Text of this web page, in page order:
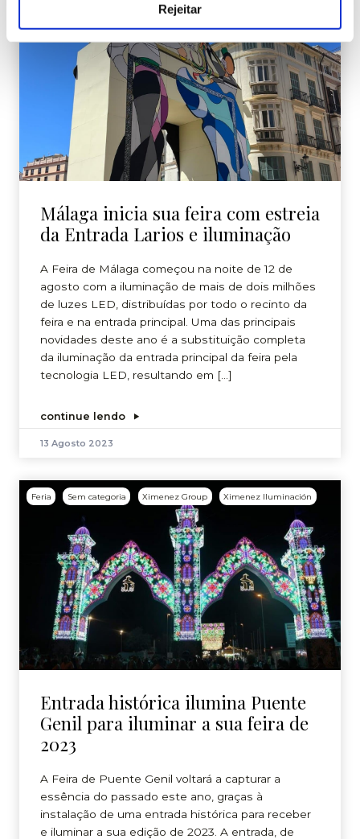
Rejeitar
Ximenez Group
Málaga inicia sua feira com estreia
da Entrada Larios e iluminação
A Feira de Málaga começou na noite de 12 de
agosto com a iluminação de mais de dois milhões
de luzes LED, distribuídas por todo o recinto da
feira e na entrada principal. Uma das principais
novidades deste ano é a substituição completa
da iluminação da entrada principal da feira pela
tecnologia LED, resultando em […]
continue lendo
13 Agosto 2023
Feria Sem categoria Ximenez Group Ximenez Iluminación
Entrada histórica ilumina Puente
Genil para iluminar a sua feira de
2023
A Feira de Puente Genil voltará a capturar a
essência do passado este ano, graças à
instalação de uma entrada histórica para receber
e iluminar a sua edição de 2023. A entrada, de